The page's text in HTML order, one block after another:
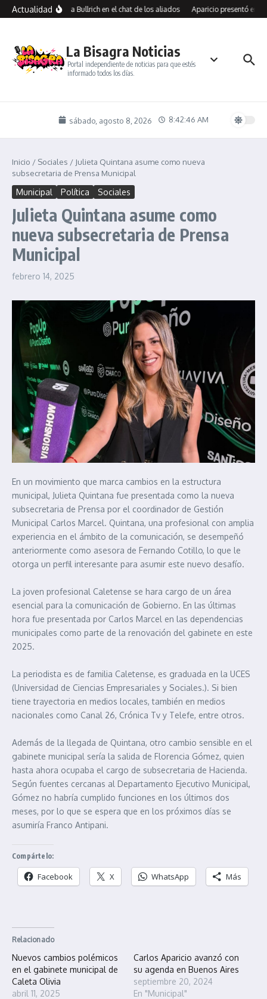
Saltar al contenido
Actualidad
Lynch y reproches a Bullrich en el chat de los aliados Aparicio presentó en
La Bisagra Noticias
Portal independiente de noticias para que estés
informado todos los días.
sábado, agosto 8, 2026 8:42:46 AM
Inicio / Sociales / Julieta Quintana asume como nueva
subsecretaria de Prensa Municipal
Municipal Política Sociales
Julieta Quintana asume como
nueva subsecretaria de Prensa
Municipal
febrero 14, 2025
En un movimiento que marca cambios en la estructura
municipal, Julieta Quintana fue presentada como la nueva
subsecretaria de Prensa por el coordinador de Gestión
Municipal Carlos Marcel. Quintana, una profesional con amplia
experiencia en el ámbito de la comunicación, se desempeñó
anteriormente como asesora de Fernando Cotillo, lo que le
otorga un perfil interesante para asumir este nuevo desafío.
La joven profesional Caletense se hara cargo de un área
esencial para la comunicación de Gobierno. En las últimas
hora fue presentada por Carlos Marcel en las dependencias
municipales como parte de la renovación del gabinete en este
2025.
La periodista es de familia Caletense, es graduada en la UCES
(Universidad de Ciencias Empresariales y Sociales.). Si bien
tiene trayectoria en medios locales, también en medios
nacionales como Canal 26, Crónica Tv y Telefe, entre otros.
Además de la llegada de Quintana, otro cambio sensible en el
gabinete municipal sería la salida de Florencia Gómez, quien
hasta ahora ocupaba el cargo de subsecretaria de Hacienda.
Según fuentes cercanas al Departamento Ejecutivo Municipal,
Gómez no habría cumplido funciones en los últimos dos
meses, por lo que se espera que en los próximos días se
asumiría Franco Antipani.
Compártelo:
Facebook X WhatsApp Más
Relacionado
Nuevos cambios polémicos
en el gabinete municipal de
Caleta Olivia
abril 11, 2025
Carlos Aparicio avanzó con
su agenda en Buenos Aires
septiembre 20, 2024
En "Municipal"